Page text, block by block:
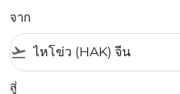
จาก
flight_takeoff
สู่